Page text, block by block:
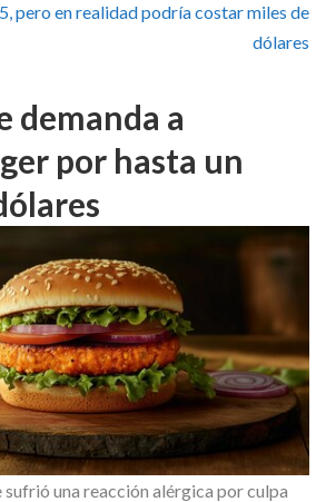
pero en realidad podría costar miles de
dólares
demanda a
por hasta un
sufrió una reacción alérgica por culpa